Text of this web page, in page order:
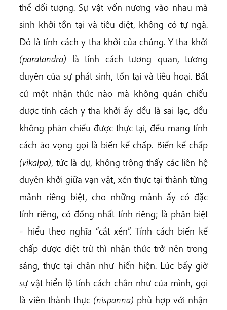
thể đối tượng. Sự vật vốn nương vào nhau mà
sinh khởi tồn tại và tiêu diệt, không có tự ngã.
Đó là tính cách y tha khởi của chúng. Y tha khởi
(paratandra) là tính cách tương quan, tương
duyên của sự phát sinh, tồn tại và tiêu hoại. Bất
cứ một nhận thức nào mà không quán chiếu
được tính cách y tha khởi ấy đều là sai lạc, đều
không phản chiếu được thực tại, đều mang tính
cách ảo vọng gọi là biến kế chấp. Biến kế chấp
(vikalpa), tức là dự, không trông thấy các liên hệ
duyên khởi giữa vạn vật, xén thực tại thành từng
mảnh riêng biệt, cho những mảnh ấy có đặc
tính riêng, có đồng nhất tính riêng; là phân biệt
– hiểu theo nghĩa “cắt xén”. Tính cách biến kế
chấp được diệt trừ thì nhận thức trở nên trong
sáng, thực tại chân như hiển hiện. Lúc bấy giờ
sự vật hiển lộ tính cách chân như của mình, gọi
là viên thành thực (nispanna) phù hợp với nhận